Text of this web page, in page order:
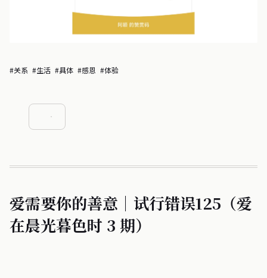
#关系 #生活 #具体 #感恩 #体验
爱需要你的善意｜试行错误125（爱
在晨光暮色时 3 期）